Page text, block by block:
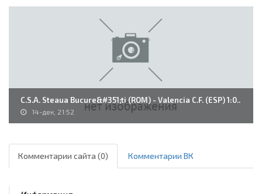
C.S.A. Steaua Bucure&#351;ti (ROM) - Valencia C.F. (ESP) 1:0..
14-дек, 21:52
Комментарии сайта (0) Комментарии ВК